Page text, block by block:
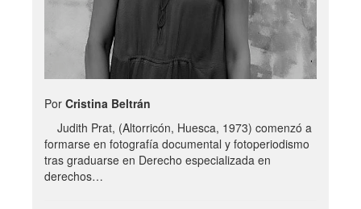
Por Cristina Beltrán
Judith Prat, (Altorricón, Huesca, 1973) comenzó a
formarse en fotografía documental y fotoperiodismo
tras graduarse en Derecho especializada en
derechos…